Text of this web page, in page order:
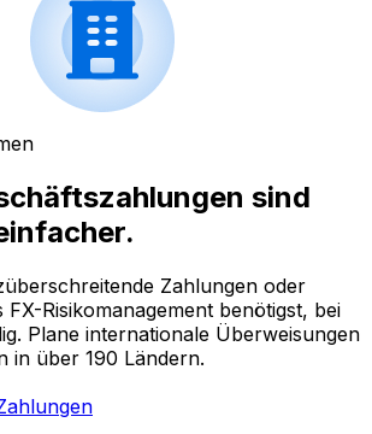
sind
Zahlungen oder
Risikomanagement benötigst, bei
Plane internationale Überweisungen
in über 190 Ländern.